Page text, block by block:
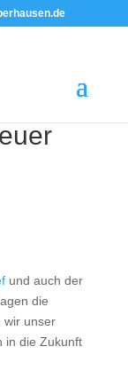
und auch der
die
wir unser
in die Zukunft